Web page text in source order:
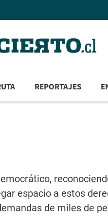
REPORTAJES
espacio a estos
de miles de